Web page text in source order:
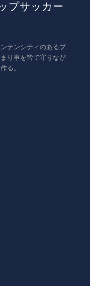
プサッカー
テンシティのあるプ
り事を皆で守りなが
る。